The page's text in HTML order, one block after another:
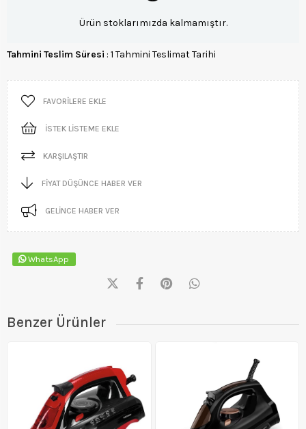
Ürün stoklarımızda kalmamıştır.
Tahmini Teslim Süresi : 1 Tahmini Teslimat Tarihi
FAVORILERE EKLE
İSTEK LISTEME EKLE
KARŞILAŞTIR
FIYAT DÜŞÜNCE HABER VER
GELINCE HABER VER
WhatsApp
Benzer Ürünler